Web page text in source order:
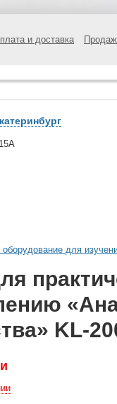
и доставка
оборудование для
KL-